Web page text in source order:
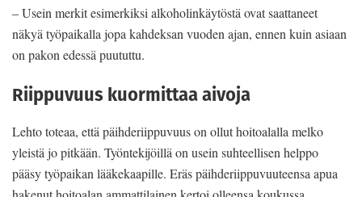
– Usein merkit esimerkiksi alkoholinkäytöstä ovat saattaneet
näkyä työpaikalla jopa kahdeksan vuoden ajan, ennen kuin asiaan
on pakon edessä puututtu.
Riippuvuus kuormittaa aivoja
Lehto toteaa, että päihderiippuvuus on ollut hoitoalalla melko
yleistä jo pitkään. Työntekijöillä on usein suhteellisen helppo
pääsy työpaikan lääkekaapille. Eräs päihderiippuvuuteensa apua